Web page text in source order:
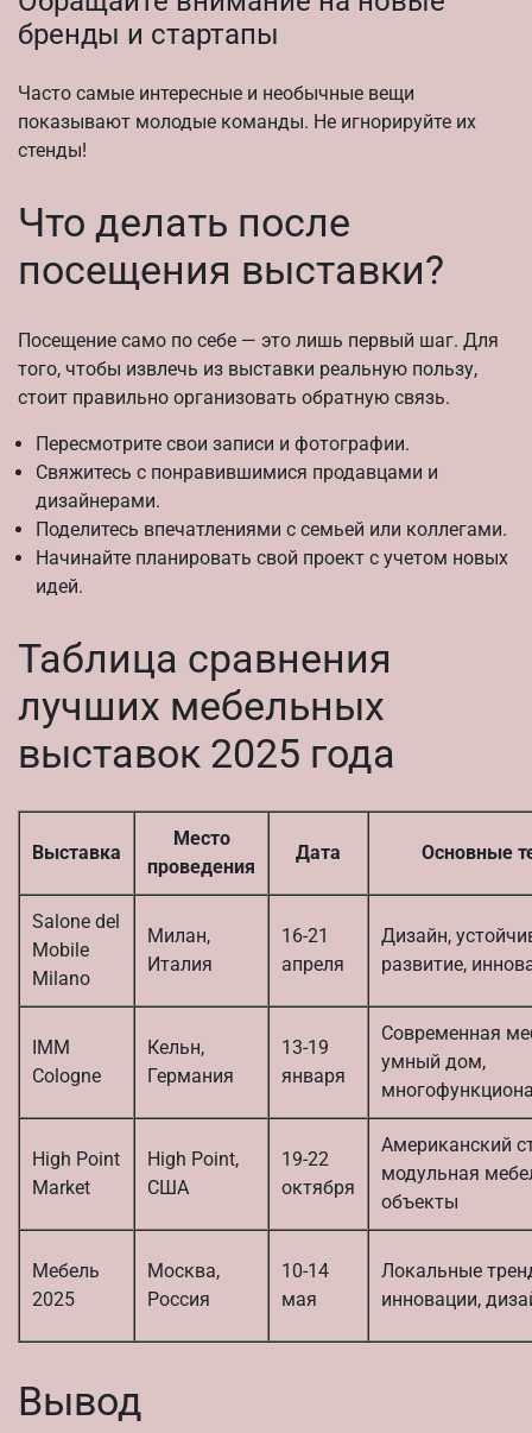
бренды и стартапы
Часто самые интересные и необычные вещи
показывают молодые команды. Не игнорируйте их
стенды!
Что делать после
посещения выставки?
Посещение само по себе — это лишь первый шаг. Для
того, чтобы извлечь из выставки реальную пользу,
стоит правильно организовать обратную связь.
Пересмотрите свои записи и фотографии.
Свяжитесь с понравившимися продавцами и
дизайнерами.
Поделитесь впечатлениями с семьей или коллегами.
Начинайте планировать свой проект с учетом новых
идей.
Таблица сравнения
лучших мебельных
выставок 2025 года
Выставка
Место
проведения
Дата Основные
Salone del
Mobile
Milano
Милан,
Италия
16-21
апреля
Дизайн,
развитие,
IMM
Cologne
Кельн,
Германия
13-19
января
Современная
умный дом,
High Point
Market
High Point,
США
19-22
октября
Американский
модульная
объекты
Мебель
2025
Москва,
Россия
10-14
мая
Локальные
инновации,
Вывод